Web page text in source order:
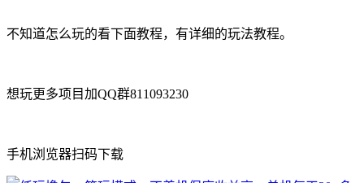
不知道怎么玩的看下面教程，有详细的玩法教程。
想玩更多项目加QQ群811093230
手机浏览器扫码下载